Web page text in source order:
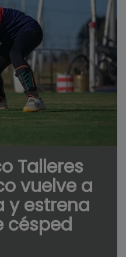
Talleres
vuelve a
y estrena
césped